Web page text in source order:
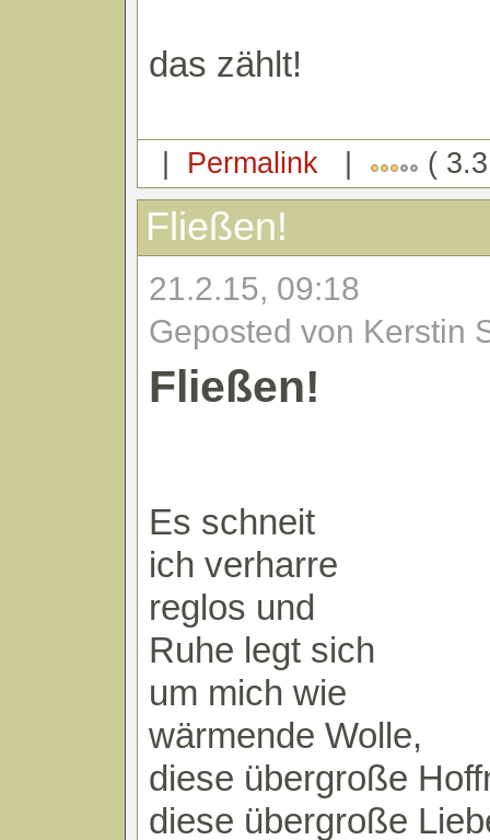
das zählt!
Permalink| (
Fließen!
21.2.15, 09:18
Geposted von Kerstin
Fließen!
Es schneit
ich verharre
reglos und
Ruhe legt sich
um mich wie
wärmende Wolle,
diese übergroße
diese übergroße